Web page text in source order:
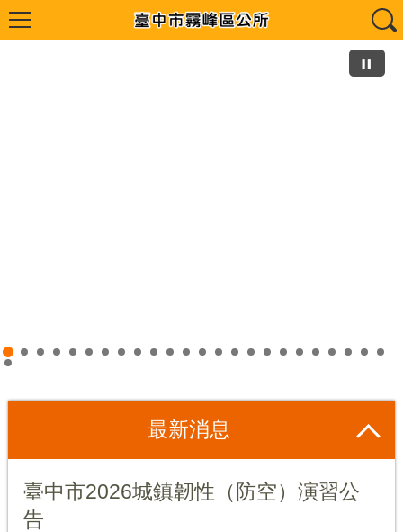
反賄選宣導
最新消息
臺中市2026城鎮韌性（防空）演習公
告